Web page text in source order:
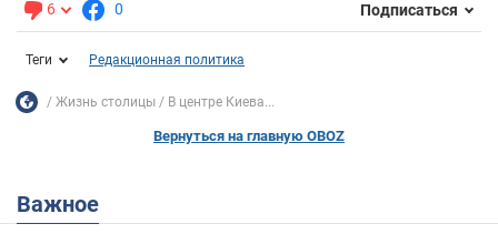
6 0 Подписаться
Теги Редакционная политика
Жизнь столицы В центре Киева...
Вернуться на главную OBOZ
Важное